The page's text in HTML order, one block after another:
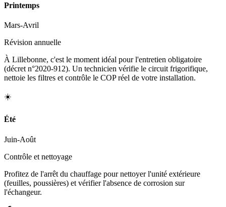
Printemps
Mars-Avril
Révision annuelle
À Lillebonne, c'est le moment idéal pour l'entretien obligatoire
(décret n°2020-912). Un technicien vérifie le circuit frigorifique,
nettoie les filtres et contrôle le COP réel de votre installation.
☀️
Été
Juin-Août
Contrôle et nettoyage
Profitez de l'arrêt du chauffage pour nettoyer l'unité extérieure
(feuilles, poussières) et vérifier l'absence de corrosion sur
l'échangeur.